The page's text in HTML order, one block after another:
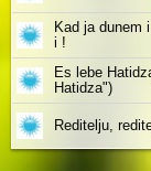
Kad ja dunem
i !
Es lebe
Hatidza")
Reditelju,